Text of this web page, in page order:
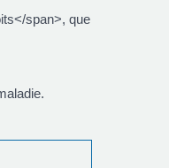
span>, que